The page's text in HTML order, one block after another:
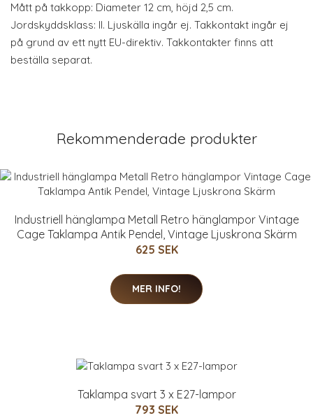
Mått på takkopp: Diameter 12 cm, höjd 2,5 cm.
Jordskyddsklass: II. Ljuskälla ingår ej. Takkontakt ingår ej
på grund av ett nytt EU-direktiv. Takkontakter finns att
beställa separat.
Rekommenderade produkter
Industriell hänglampa Metall Retro hänglampor Vintage
Cage Taklampa Antik Pendel, Vintage Ljuskrona Skärm
625 SEK
MER INFO!
Taklampa svart 3 x E27-lampor
793 SEK